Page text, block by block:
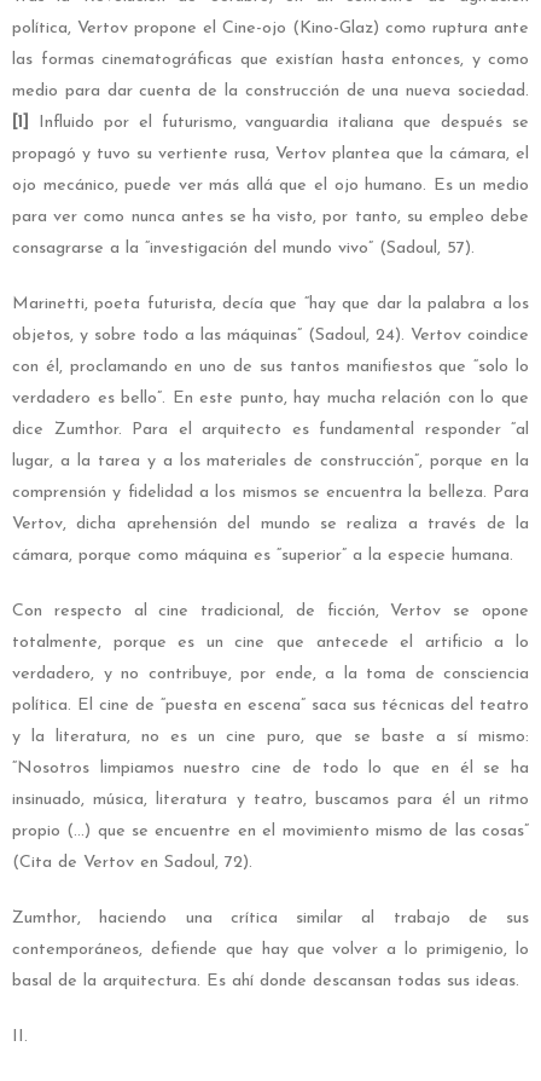
política, Vertov propone el Cine-ojo (Kino-Glaz) como ruptura ante
las formas cinematográficas que existían hasta entonces, y como
medio para dar cuenta de la construcción de una nueva sociedad.
[1]
Influido por el futurismo, vanguardia italiana que después se
propagó y tuvo su vertiente rusa, Vertov plantea que la cámara, el
ojo mecánico, puede ver más allá que el ojo humano. Es un medio
para ver como nunca antes se ha visto, por tanto, su empleo debe
consagrarse a la “investigación del mundo vivo” (Sadoul, 57).
Marinetti, poeta futurista, decía que “hay que dar la palabra a los
objetos, y sobre todo a las máquinas” (Sadoul, 24). Vertov coindice
con él, proclamando en uno de sus tantos manifiestos que “solo lo
verdadero es bello”. En este punto, hay mucha relación con lo que
dice Zumthor. Para el arquitecto es fundamental responder “al
lugar, a la tarea y a los materiales de construcción”, porque en la
comprensión y fidelidad a los mismos se encuentra la belleza. Para
Vertov, dicha aprehensión del mundo se realiza a través de la
cámara, porque como máquina es “superior” a la especie humana.
Con respecto al cine tradicional, de ficción, Vertov se opone
totalmente, porque es un cine que antecede el artificio a lo
verdadero, y no contribuye, por ende, a la toma de consciencia
política. El cine de “puesta en escena” saca sus técnicas del teatro
y la literatura, no es un cine puro, que se baste a sí mismo:
“Nosotros limpiamos nuestro cine de todo lo que en él se ha
insinuado, música, literatura y teatro, buscamos para él un ritmo
propio (…) que se encuentre en el movimiento mismo de las cosas”
(Cita de Vertov en Sadoul, 72).
Zumthor, haciendo una crítica similar al trabajo de sus
contemporáneos, defiende que hay que volver a lo primigenio, lo
basal de la arquitectura. Es ahí donde descansan todas sus ideas.
II.